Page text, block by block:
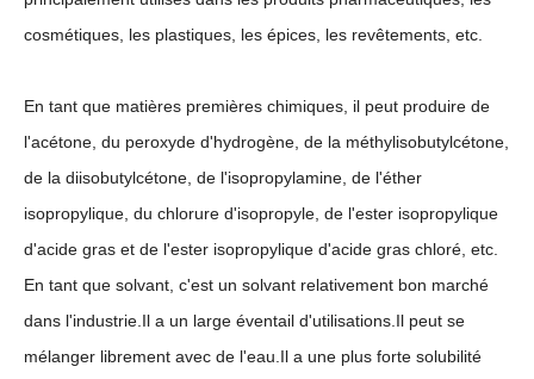
Acétate de vinyle d'usine de qualité industrielle à 99 % Acétate de vinyle d'usine de synthèse de poudre
cosmétiques, les plastiques, les épices, les revêtements, etc.
En tant que matières premières chimiques, il peut produire de
l'acétone, du peroxyde d'hydrogène, de la méthylisobutylcétone,
de la diisobutylcétone, de l'isopropylamine, de l'éther
isopropylique, du chlorure d'isopropyle, de l'ester isopropylique
d'acide gras et de l'ester isopropylique d'acide gras chloré, etc.
En tant que solvant, c'est un solvant relativement bon marché
dans l'industrie.Il a un large éventail d'utilisations.Il peut se
mélanger librement avec de l'eau.Il a une plus forte solubilité